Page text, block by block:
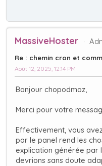
MassiveHoster
Re : chemin cron et
Août 12, 2025, 12:14 PM
Bonjour chopodmoz,
Merci pour votre
Effectivement, vous
par le panel rend les
explication générée par
devrions sans doute